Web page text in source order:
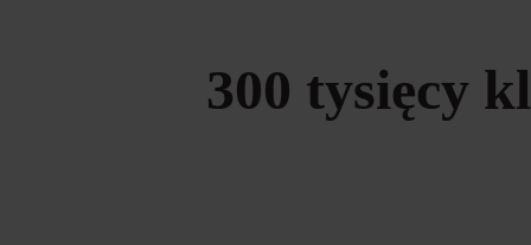
300 tysięcy